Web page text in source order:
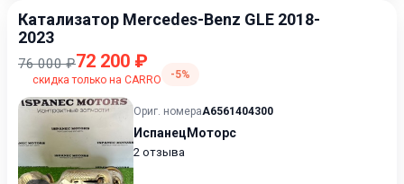
Катализатор Mercedes-Benz GLE 2018-
2023
76 000 ₽72 200 ₽
скидка только на CARRO -5%
Ориг. номераA6561404300
ИспанецМоторс
2 отзыва